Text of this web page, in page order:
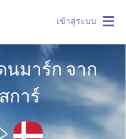
เข้าสู่ระบบ
นมาร์ก จาก
การ์